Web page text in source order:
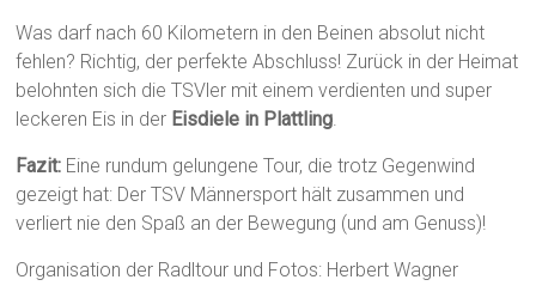
Was darf nach 60 Kilometern in den Beinen absolut nicht
fehlen? Richtig, der perfekte Abschluss! Zurück in der Heimat
belohnten sich die TSVler mit einem verdienten und super
leckeren Eis in der Eisdiele in Plattling.
Fazit: Eine rundum gelungene Tour, die trotz Gegenwind
gezeigt hat: Der TSV Männersport hält zusammen und
verliert nie den Spaß an der Bewegung (und am Genuss)!
Organisation der Radltour und Fotos: Herbert Wagner